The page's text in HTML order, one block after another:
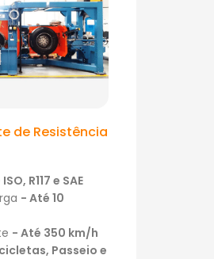
de Resistência
R117 e SAE
- Até 10
- Até 350 km/h
Passeio e